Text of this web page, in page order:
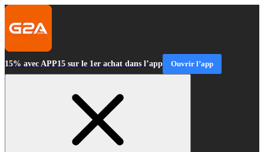
15% avec APP15 sur le 1er achat dans l’app Ouvrir l’app